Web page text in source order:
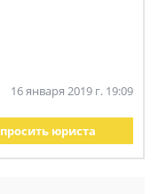
16 января 2019 г. 19:09
юриста